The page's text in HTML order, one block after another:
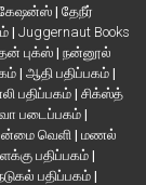
| தேநீர்
| Juggernaut Books
புக்ஸ் | நன்னூல்
| ஆதி பதிப்பகம் |
பதிப்பகம்| சிக்ஸ்த்
படைப்பகம் |
வெளி | மணல்
பதிப்பகம் |
பதிப்பகம் |